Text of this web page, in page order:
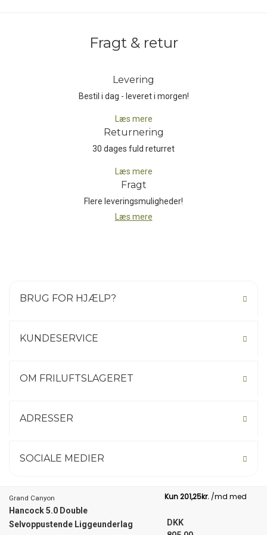
Grand Canyon
Hancock 5.0 Double
Selvoppustende Liggeunderlag
DKK
hårdt brug, men til campingbrug eller til den årlige kanotur, er det
Fragt & retur
Levering
Bestil i dag - leveret i morgen!
Læs mere
Returnering
30 dages fuld returret
Læs mere
Fragt
Flere leveringsmuligheder!
Læs mere
BRUG FOR HJÆLP?
KUNDESERVICE
OM FRILUFTSLAGERET
ADRESSER
SOCIALE MEDIER
Not your country? Click here.